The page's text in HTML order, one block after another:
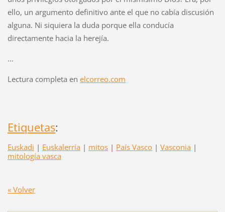
ello, un argumento definitivo ante el que no cabía discusión
alguna. Ni siquiera la duda porque ella conducía
directamente hacia la herejía.
...
Lectura completa en elcorreo.com
Etiquetas:
Euskadi | Euskalerría | mitos | País Vasco | Vasconia |
mitología vasca
« Volver